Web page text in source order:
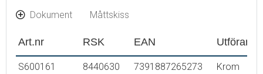
(PVD)(PVD)
Dokument Måttskiss
Art.nr RSK EAN Utförande
S600161 8440630 7391887265273
Krom